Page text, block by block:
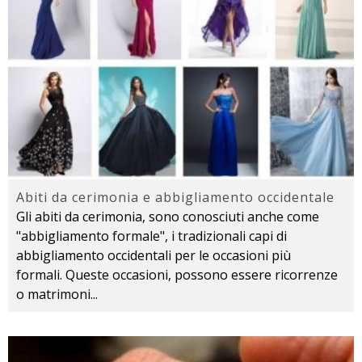
Abiti da cerimonia e abbigliamento occidentale
Gli abiti da cerimonia, sono conosciuti anche come
"abbigliamento formale", i tradizionali capi di
abbigliamento occidentali per le occasioni più
formali. Queste occasioni, possono essere ricorrenze
o matrimoni...